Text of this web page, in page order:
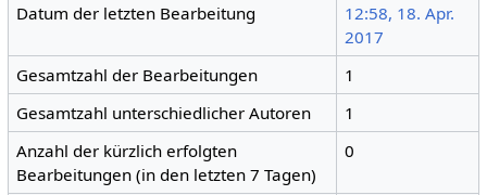
Datum der letzten Bearbeitung
12:58, 18. Apr.
2017
Gesamtzahl der Bearbeitungen
1
Gesamtzahl unterschiedlicher Autoren
1
Anzahl der kürzlich erfolgten
Bearbeitungen (in den letzten 7 Tagen)
0